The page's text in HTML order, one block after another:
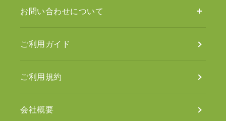
お問い合わせについて
ご利用ガイド
ご利用規約
会社概要